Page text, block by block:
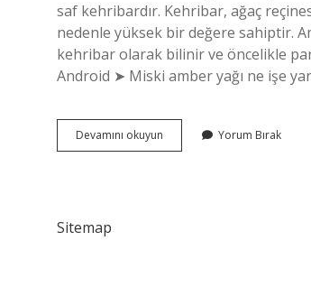
saf kehribardır. Kehribar, ağaç
nedenle yüksek bir değere sahiptir.
kehribar olarak bilinir ve öncelikle
Android ➤ Miski amber yağı ne işe
Devamını okuyun
Amber
Yorum Bırak
Sitemap